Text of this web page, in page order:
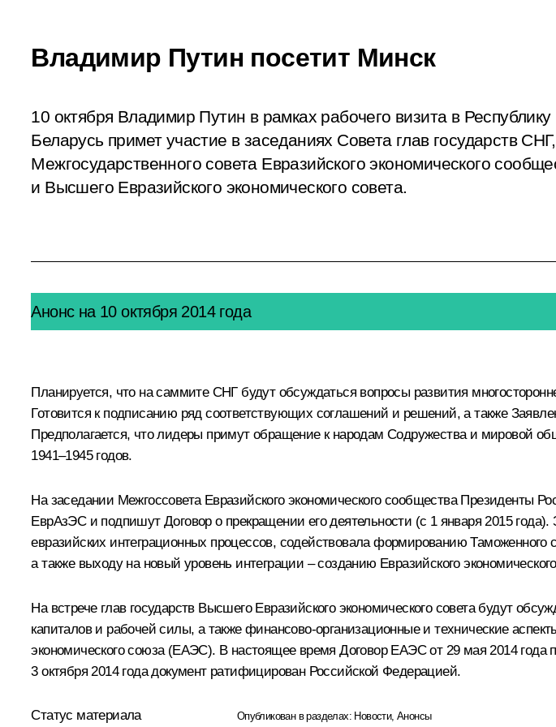
Владимир Путин посетит Минск
10 октября Владимир Путин в рамках рабочего визита в Республику
Беларусь примет участие в заседаниях Совета глав государств СНГ,
Межгосударственного совета Евразийского экономического
и Высшего Евразийского экономического совета.
Анонс на 10 октября 2014 года
Планируется, что на саммите СНГбудут обсуждаться вопросы развития
Готовится к подписанию ряд соответствующих соглашений и решений, а также
Предполагается, что лидеры примут обращение к народам Содружества и мировой
1941–1945 годов.
На заседании Межгоссовета Евразийского экономического сообщества Президенты
ЕврАзЭСи подпишут Договор о прекращении его деятельности (с 1 января 2015
евразийских интеграционных процессов, содействовала формированиюТаможенного
а также выходу на новый уровень интеграции – созданию Евразийского
На встрече глав государств Высшего Евразийского экономического совета будут
капиталов и рабочей силы, а также финансово-организационные и технические
экономического союза (ЕАЭС). В настоящее время Договор ЕАЭС от 29 мая 2014
3 октября 2014 года документ ратифицированРоссийской Федерацией.
Статус материала Опубликован в разделах: Новости,Анонсы